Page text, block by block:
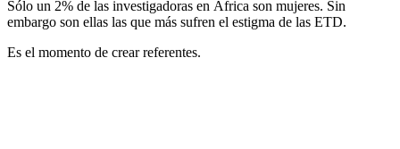
Sólo un 2% de las investigadoras en África son mujeres. Sin
embargo son ellas las que más sufren el estigma de las ETD.
Es el momento de crear referentes.